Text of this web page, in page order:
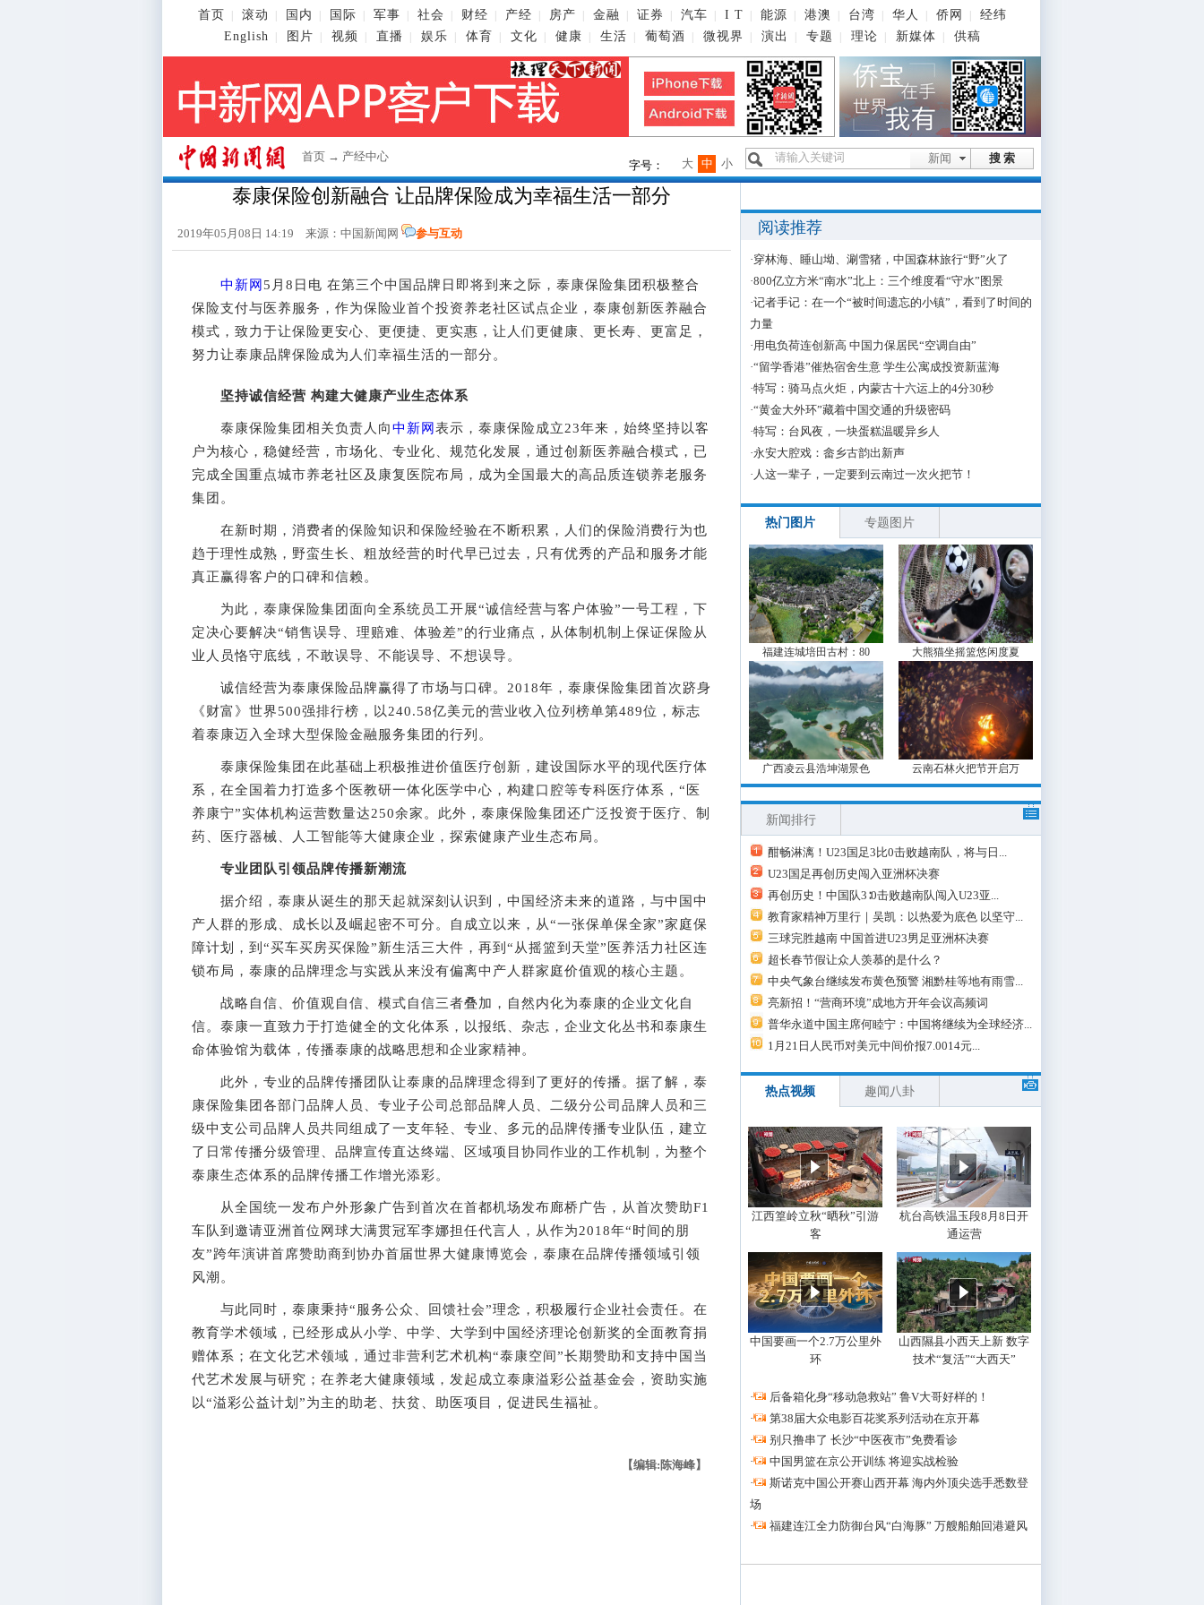
首页 滚动 国内 国际 军事 社会 财经 产经 房产 金融 证券 汽车 I T 能源 港澳 台湾 华人 侨网
经纬
English
图片 视频 直播 娱乐 体育 文化 健康 生活 葡萄酒 微视界 演出 专题 理论 新媒体 供稿
首页 → 产经中心 搜 索
新闻
字号： 小
中
大
泰康保险创新融合 让品牌保险成为幸福生活一部分
2019年05月08日 14:19 来源： 中国新闻网 参与互动
中新网 5月8日电 在第三个中国品牌日即将到来之际，泰康保险集团积极整合
保险支付与医养服务，作为保险业首个投资养老社区试点企业，泰康创新医养融合
模式，致力于让保险更安心、更便捷、更实惠，让人们更健康、更长寿、更富足，
努力让泰康品牌保险成为人们幸福生活的一部分。
坚持诚信经营 构建大健康产业生态体系
泰康保险集团相关负责人向中新网 表示，泰康保险成立23年来，始终坚持以客
户为核心，稳健经营，市场化、专业化、规范化发展，通过创新医养融合模式，已
完成全国重点城市养老社区及康复医院布局，成为全国最大的高品质连锁养老服务
集团。
在新时期，消费者的保险知识和保险经验在不断积累，人们的保险消费行为也
趋于理性成熟，野蛮生长、粗放经营的时代早已过去，只有优秀的产品和服务才能
真正赢得客户的口碑和信赖。
为此，泰康保险集团面向全系统员工开展“诚信经营与客户体验”一号工程，下
定决心要解决“销售误导、理赔难、体验差”的行业痛点，从体制机制上保证保险从
业人员恪守底线，不敢误导、不能误导、不想误导。
诚信经营为泰康保险品牌赢得了市场与口碑。2018年，泰康保险集团首次跻身
《财富》世界500强排行榜，以240.58亿美元的营业收入位列榜单第489位，标志
着泰康迈入全球大型保险金融服务集团的行列。
泰康保险集团在此基础上积极推进价值医疗创新，建设国际水平的现代医疗体
系，在全国着力打造多个医教研一体化医学中心，构建口腔等专科医疗体系，“医
养康宁”实体机构运营数量达250余家。此外，泰康保险集团还广泛投资于医疗、制
药、医疗器械、人工智能等大健康企业，探索健康产业生态布局。
专业团队引领品牌传播新潮流
据介绍，泰康从诞生的那天起就深刻认识到，中国经济未来的道路，与中国中
产人群的形成、成长以及崛起密不可分。自成立以来，从“一张保单保全家”家庭保
障计划，到“买车买房买保险”新生活三大件，再到“从摇篮到天堂”医养活力社区连
锁布局，泰康的品牌理念与实践从来没有偏离中产人群家庭价值观的核心主题。
战略自信、价值观自信、模式自信三者叠加，自然内化为泰康的企业文化自
信。泰康一直致力于打造健全的文化体系，以报纸、杂志，企业文化丛书和泰康生
命体验馆为载体，传播泰康的战略思想和企业家精神。
此外，专业的品牌传播团队让泰康的品牌理念得到了更好的传播。据了解，泰
康保险集团各部门品牌人员、专业子公司总部品牌人员、二级分公司品牌人员和三
级中支公司品牌人员共同组成了一支年轻、专业、多元的品牌传播专业队伍，建立
了日常传播分级管理、品牌宣传直达终端、区域项目协同作业的工作机制，为整个
泰康生态体系的品牌传播工作增光添彩。
从全国统一发布户外形象广告到首次在首都机场发布廊桥广告，从首次赞助F1
车队到邀请亚洲首位网球大满贯冠军李娜担任代言人，从作为2018年“时间的朋
友”跨年演讲首席赞助商到协办首届世界大健康博览会，泰康在品牌传播领域引领
风潮。
与此同时，泰康秉持“服务公众、回馈社会”理念，积极履行企业社会责任。在
教育学术领域，已经形成从小学、中学、大学到中国经济理论创新奖的全面教育捐
赠体系；在文化艺术领域，通过非营利艺术机构“泰康空间”长期赞助和支持中国当
代艺术发展与研究；在养老大健康领域，发起成立泰康溢彩公益基金会，资助实施
以“溢彩公益计划”为主的助老、扶贫、助医项目，促进民生福祉。
【编辑:陈海峰】
阅读推荐
·穿林海、睡山坳、涮雪猪，中国森林旅行“野”火了
·800亿立方米“南水”北上：三个维度看“守水”图景
·记者手记：在一个“被时间遗忘的小镇”，看到了时间的
力量
·用电负荷连创新高 中国力保居民“空调自由”
·“留学香港”催热宿舍生意 学生公寓成投资新蓝海
·特写：骑马点火炬，内蒙古十六运上的4分30秒
·“黄金大外环”藏着中国交通的升级密码
·特写：台风夜，一块蛋糕温暖异乡人
·永安大腔戏：畲乡古韵出新声
· 人这一辈子，一定要到云南过一次火把节！
热门图片 专题图片
福建连城培田古村：80 大熊猫坐摇篮悠闲度夏
广西凌云县浩坤湖景色 云南石林火把节开启万
新闻排行
酣畅淋漓！U23国足3比0击败越南队，将与日...
U23国足再创历史闯入亚洲杯决赛
再创历史！中国队3∶0击败越南队闯入U23亚...
教育家精神万里行｜吴凯：以热爱为底色 以坚守...
三球完胜越南 中国首进U23男足亚洲杯决赛
超长春节假让众人羡慕的是什么？
中央气象台继续发布黄色预警 湘黔桂等地有雨雪...
亮新招！“营商环境”成地方开年会议高频词
普华永道中国主席何睦宁：中国将继续为全球经济...
1月21日人民币对美元中间价报7.0014元...
热点视频 趣闻八卦
江西篁岭立秋“晒秋”引游
客
杭台高铁温玉段8月8日开
通运营
中国要画一个2.7万公里外
环
山西隰县小西天上新 数字
技术“复活”“大西天”
·
后备箱化身“移动急救站” 鲁V大哥好样的！
·
第38届大众电影百花奖系列活动在京开幕
·
别只撸串了 长沙“中医夜市”免费看诊
·
中国男篮在京公开训练 将迎实战检验
·
斯诺克中国公开赛山西开幕 海内外顶尖选手悉数登
场
·
福建连江全力防御台风“白海豚” 万艘船舶回港避风